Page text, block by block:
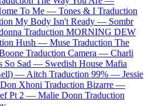
To Me — Tones & I Traduction
My Body Isn't Ready — Sombr
Traduction MORNING DEW
Hush — Muse Traduction The
Traduction Camera — Charli
So Sad — Swedish House Mafia
— Aitch Traduction 99% — Jessie
Don Xhoni Traduction Bizarre —
Pt 2 — Malie Donn Traduction